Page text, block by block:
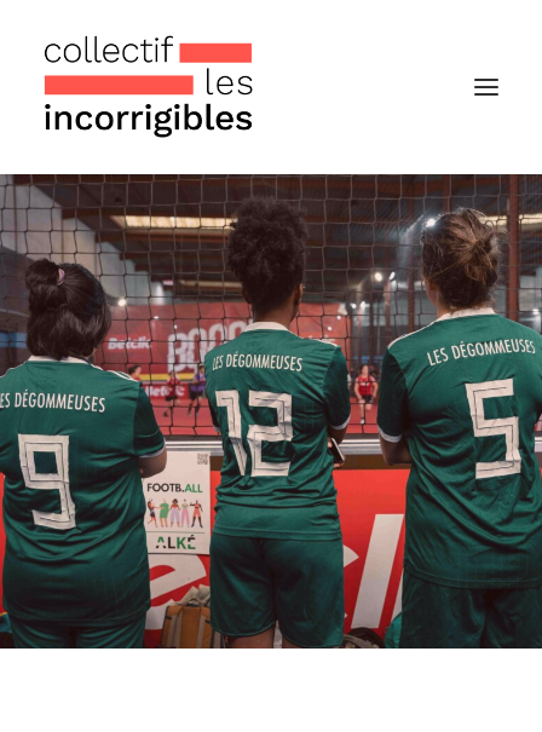
Accueil
Le collectif
Nos actualités
Notre « Incolettre » mensuelle
Recherche